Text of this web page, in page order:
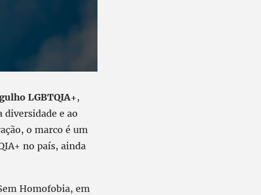
LGBTQIA+,
diversidade e ao
o marco é um
no país, ainda
Homofobia, em